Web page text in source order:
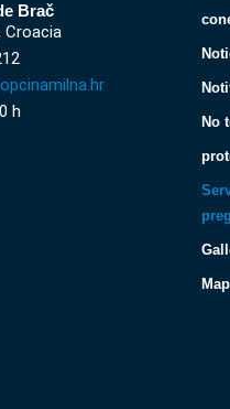
Brač
Croacia
h
No